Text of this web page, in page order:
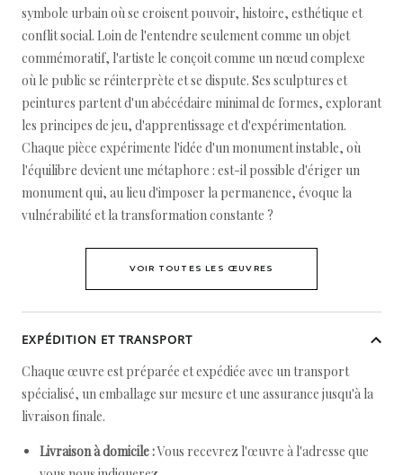
symbole urbain où se croisent pouvoir, histoire, esthétique et
conflit social. Loin de l'entendre seulement comme un objet
commémoratif, l'artiste le conçoit comme un nœud complexe
où le public se réinterprète et se dispute. Ses sculptures et
peintures partent d'un abécédaire minimal de formes, explorant
les principes de jeu, d'apprentissage et d'expérimentation.
Chaque pièce expérimente l'idée d'un monument instable, où
l'équilibre devient une métaphore : est-il possible d'ériger un
monument qui, au lieu d'imposer la permanence, évoque la
vulnérabilité et la transformation constante ?
VOIR TOUTES LES ŒUVRES
EXPÉDITION ET TRANSPORT
Chaque œuvre est préparée et expédiée avec un transport
spécialisé, un emballage sur mesure et une assurance jusqu'à la
livraison finale.
Livraison à domicile :Vous recevrez l'œuvre à l'adresse que